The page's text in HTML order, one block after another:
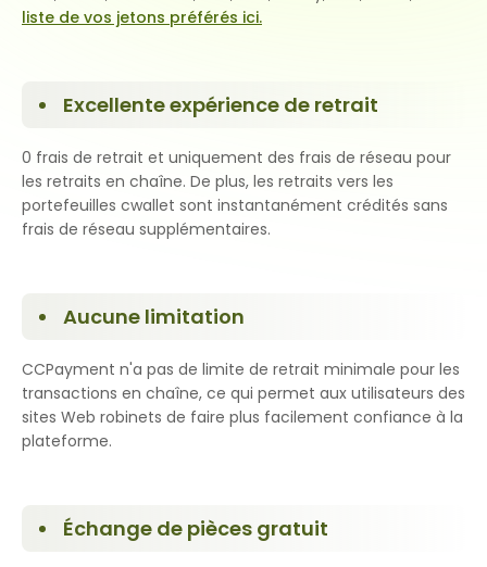
liste de vos jetons préférés ici.
Excellente expérience de retrait
0 frais de retrait et uniquement des frais de réseau pour
les retraits en chaîne. De plus, les retraits vers les
portefeuilles cwallet sont instantanément crédités sans
frais de réseau supplémentaires.
Aucune limitation
CCPayment n'a pas de limite de retrait minimale pour les
transactions en chaîne, ce qui permet aux utilisateurs des
sites Web robinets de faire plus facilement confiance à la
plateforme.
Échange de pièces gratuit